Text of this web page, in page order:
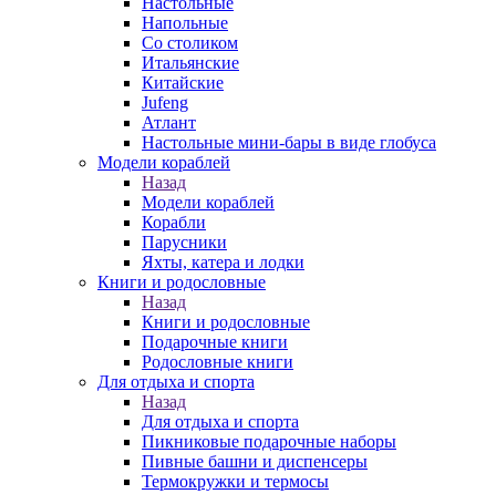
Напольные
Со столиком
Итальянские
Китайские
Jufeng
Атлант
Настольные мини-бары в виде глобуса
Модели кораблей
Назад
Модели кораблей
Корабли
Парусники
Яхты, катера и лодки
Книги и родословные
Назад
Книги и родословные
Подарочные книги
Родословные книги
Для отдыха и спорта
Назад
Для отдыха и спорта
Пикниковые подарочные наборы
Пивные башни и диспенсеры
Термокружки и термосы